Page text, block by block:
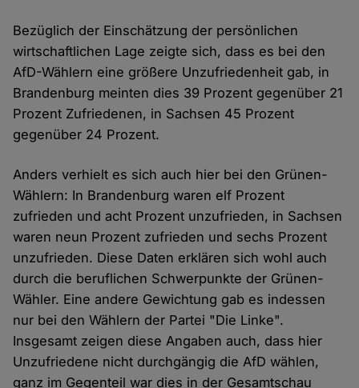
Bezüglich der Einschätzung der persönlichen
wirtschaftlichen Lage zeigte sich, dass es bei den
AfD-Wählern eine größere Unzufriedenheit gab, in
Brandenburg meinten dies 39 Prozent gegenüber 21
Prozent Zufriedenen, in Sachsen 45 Prozent
gegenüber 24 Prozent.
Anders verhielt es sich auch hier bei den Grünen-
Wählern: In Brandenburg waren elf Prozent
zufrieden und acht Prozent unzufrieden, in Sachsen
waren neun Prozent zufrieden und sechs Prozent
unzufrieden. Diese Daten erklären sich wohl auch
durch die beruflichen Schwerpunkte der Grünen-
Wähler. Eine andere Gewichtung gab es indessen
nur bei den Wählern der Partei "Die Linke".
Insgesamt zeigen diese Angaben auch, dass hier
Unzufriedene nicht durchgängig die AfD wählen,
ganz im Gegenteil war dies in der Gesamtschau